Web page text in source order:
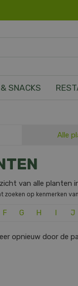
SNACKS
Alle
van alle planten
op kenmerken
F G H I J
opnieuw door de